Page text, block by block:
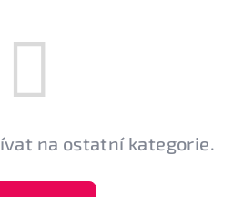
na ostatní kategorie.